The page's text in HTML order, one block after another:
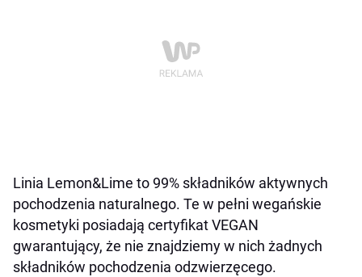
Linia Lemon&Lime to 99% składników aktywnych
pochodzenia naturalnego. Te w pełni wegańskie
kosmetyki posiadają certyfikat VEGAN
gwarantujący, że nie znajdziemy w nich żadnych
składników pochodzenia odzwierzęcego.